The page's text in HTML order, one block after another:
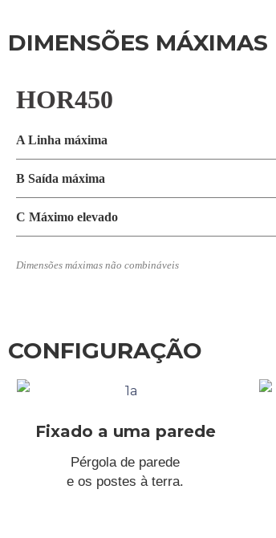
DIMENSÕES MÁXIMAS
HOR450
A Linha máxima
B Saída máxima
C Máximo elevado
Dimensões máximas não combináveis
CONFIGURAÇÃO
Fixado a uma parede
Pérgola de parede
e os postes à terra.